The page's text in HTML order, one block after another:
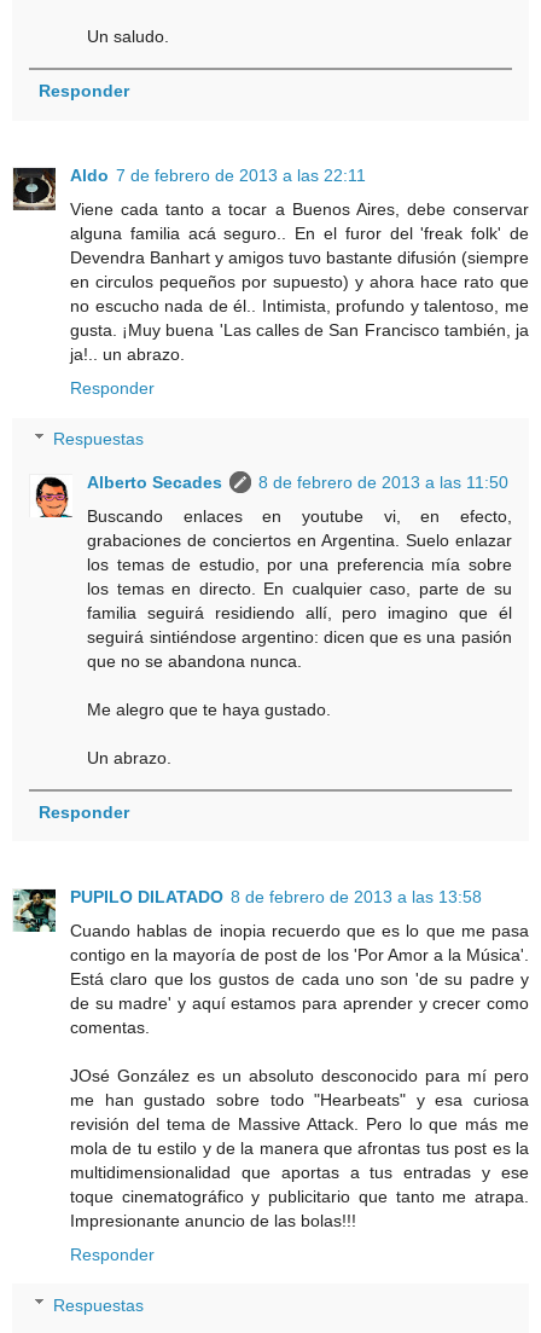
Un saludo.
Responder
Aldo 7 de febrero de 2013 a las 22:11
Viene cada tanto a tocar a Buenos Aires, debe conservar
alguna familia acá seguro.. En el furor del 'freak folk' de
Devendra Banhart y amigos tuvo bastante difusión (siempre
en circulos pequeños por supuesto) y ahora hace rato que
no escucho nada de él.. Intimista, profundo y talentoso, me
gusta. ¡Muy buena 'Las calles de San Francisco también, ja
ja!.. un abrazo.
Responder
Respuestas
Alberto Secades
8 de febrero de 2013 a las 11:50
Buscando enlaces en youtube vi, en efecto,
grabaciones de conciertos en Argentina. Suelo enlazar
los temas de estudio, por una preferencia mía sobre
los temas en directo. En cualquier caso, parte de su
familia seguirá residiendo allí, pero imagino que él
seguirá sintiéndose argentino: dicen que es una pasión
que no se abandona nunca.
Me alegro que te haya gustado.
Un abrazo.
Responder
PUPILO DILATADO 8 de febrero de 2013 a las 13:58
Cuando hablas de inopia recuerdo que es lo que me pasa
contigo en la mayoría de post de los 'Por Amor a la Música'.
Está claro que los gustos de cada uno son 'de su padre y
de su madre' y aquí estamos para aprender y crecer como
comentas.
JOsé González es un absoluto desconocido para mí pero
me han gustado sobre todo "Hearbeats" y esa curiosa
revisión del tema de Massive Attack. Pero lo que más me
mola de tu estilo y de la manera que afrontas tus post es la
multidimensionalidad que aportas a tus entradas y ese
toque cinematográfico y publicitario que tanto me atrapa.
Impresionante anuncio de las bolas!!!
Responder
Respuestas